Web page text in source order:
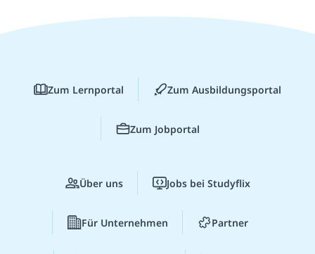
Zum Lernportal Zum Ausbildungsportal
Zum Jobportal
Über uns Jobs bei Studyflix
Für Unternehmen Partner